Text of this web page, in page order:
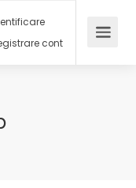
Autentificare
Înregistrare cont